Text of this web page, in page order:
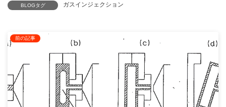
BLOGタグ ガスインジェクション
前の記事